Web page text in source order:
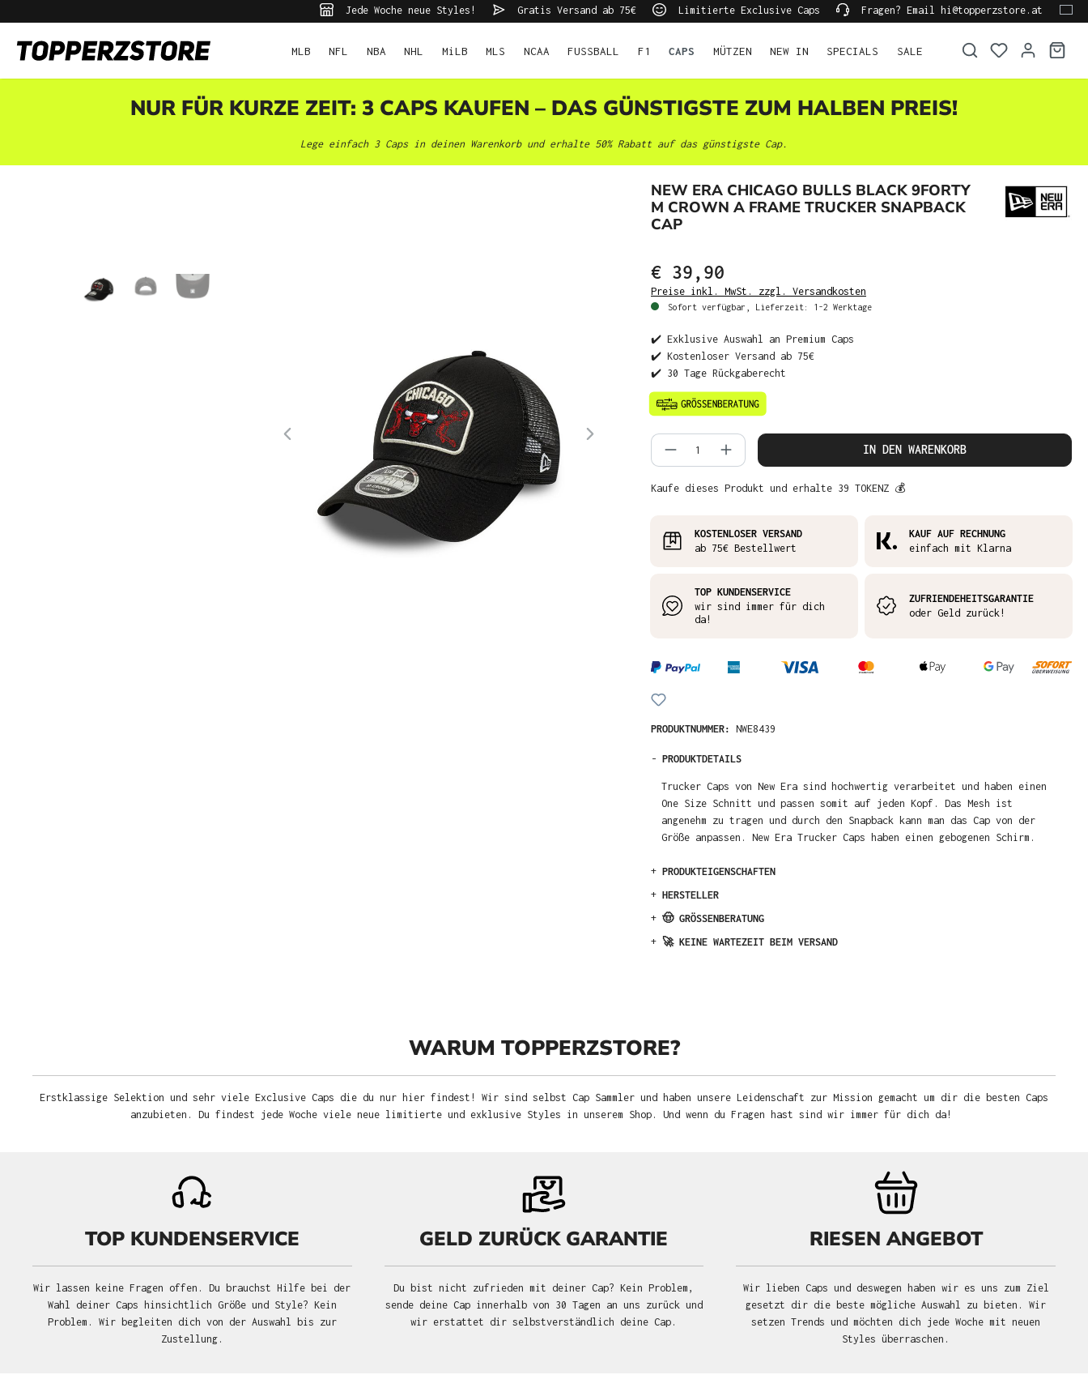
Jede Woche neue Styles! Gratis Versand ab 75€ Limitierte Exclusive Caps Fragen? Email hi@topperzstore.at
MLB NFL NBA NHL MiLB MLS NCAA FUSSBALL F1 CAPS MÜTZEN NEW IN SPECIALS SALE
NUR FÜR KURZE ZEIT: 3 CAPS KAUFEN – DAS GÜNSTIGSTE ZUM HALBEN PREIS!
Lege einfach 3 Caps in deinen Warenkorb und erhalte 50% Rabatt auf das günstigste Cap.
NEW ERA CHICAGO BULLS BLACK 9FORTY
M CROWN A FRAME TRUCKER SNAPBACK
CAP
€ 39,90
Preise inkl. MwSt. zzgl. Versandkosten
Sofort verfügbar, Lieferzeit: 1-2 Werktage
✔️ Exklusive Auswahl an Premium Caps
✔️ Kostenloser Versand ab 75€
✔️ 30 Tage Rückgaberecht
Produkt Anzahl: Gib den gewünschten Wert
IN DEN WARENKORB
Kaufe dieses Produkt und erhalte 39 TOKENZ 💰
KOSTENLOSER VERSAND
ab 75€ Bestellwert
KAUF AUF RECHNUNG
einfach mit Klarna
TOP KUNDENSERVICE
wir sind immer für dich
da!
ZUFRIENDEHEITSGARANTIE
oder Geld zurück!
PRODUKTNUMMER: NWE8439
- PRODUKTDETAILS
Trucker Caps von New Era sind hochwertig verarbeitet und haben einen
One Size Schnitt und passen somit auf jeden Kopf. Das Mesh ist
angenehm zu tragen und durch den Snapback kann man das Cap von der
Größe anpassen. New Era Trucker Caps haben einen gebogenen Schirm.
+ PRODUKTEIGENSCHAFTEN
+ HERSTELLER
+ 🤠 GRÖSSENBERATUNG
+ 🚀 KEINE WARTEZEIT BEIM VERSAND
WARUM TOPPERZSTORE?
Erstklassige Selektion und sehr viele Exclusive Caps die du nur hier findest! Wir sind selbst Cap Sammler und haben unsere Leidenschaft zur Mission gemacht um dir die besten Caps
anzubieten. Du findest jede Woche viele neue limitierte und exklusive Styles in unserem Shop. Und wenn du Fragen hast sind wir immer für dich da!
TOP KUNDENSERVICE
Wir lassen keine Fragen offen. Du brauchst Hilfe bei der
Wahl deiner Caps hinsichtlich Größe und Style? Kein
Problem. Wir begleiten dich von der Auswahl bis zur
Zustellung.
GELD ZURÜCK GARANTIE
Du bist nicht zufrieden mit deiner Cap? Kein Problem,
sende deine Cap innerhalb von 30 Tagen an uns zurück und
wir erstattet dir selbstverständlich deine Cap.
RIESEN ANGEBOT
Wir lieben Caps und deswegen haben wir es uns zum Ziel
gesetzt dir die beste mögliche Auswahl zu bieten. Wir
setzen Trends und möchten dich jede Woche mit neuen
Styles überraschen.